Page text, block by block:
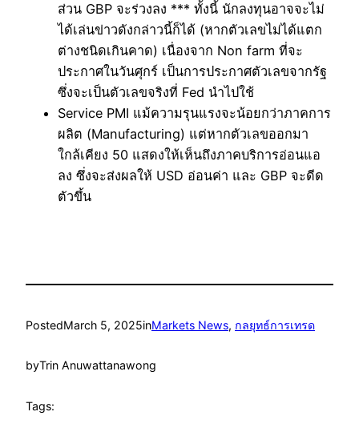
ส่วน GBP จะร่วงลง *** ทั้งนี้ นักลงทุนอาจจะไม่
ได้เล่นข่าวดังกล่าวนี้ก็ได้ (หากตัวเลขไม่ได้แตก
ต่างชนิดเกินคาด) เนื่องจาก Non farm ที่จะ
ประกาศในวันศุกร์ เป็นการประกาศตัวเลขจากรัฐ
ซึ่งจะเป็นตัวเลขจริงที่ Fed นำไปใช้
Service PMI แม้ความรุนแรงจะน้อยกว่าภาคการ
ผลิต (Manufacturing) แต่หากตัวเลขออกมา
ใกล้เคียง 50 แสดงให้เห็นถึงภาคบริการอ่อนแอ
ลง ซึ่งจะส่งผลให้ USD อ่อนค่า และ GBP จะดีด
ตัวขึ้น
PostedMarch 5, 2025inMarkets News, กลยุทธ์การเทรด
byTrin Anuwattanawong
Tags: